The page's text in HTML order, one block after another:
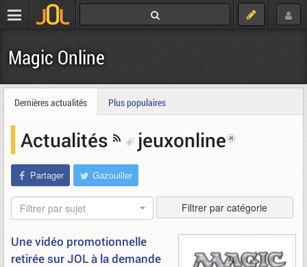
Magic Online
Dernières actualités Plus populaires
Actualités jeuxonline
Partager Gazouiller
Filtrer par sujet Filtrer par catégorie
Une vidéo promotionnelle
retirée sur JOL à la demande